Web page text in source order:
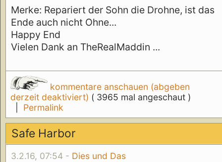
Merke: Repariert der Sohn die Drohne, ist das
Ende auch nicht Ohne...
Happy End
Vielen Dank an TheRealMaddin ...
kommentare anschauen (abgeben
derzeit deaktiviert) ( 3965 mal angeschaut )
Permalink
Safe Harbor
3.2.16, 07:54 - Dies und Das